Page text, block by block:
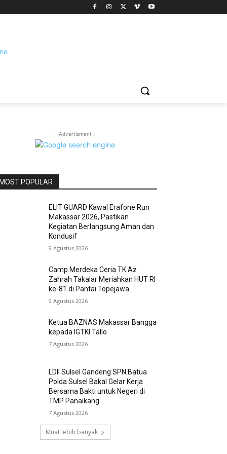
- Advertisment -
MOST POPULAR
ELIT GUARD Kawal Erafone Run
Makassar 2026, Pastikan
Kegiatan Berlangsung Aman dan
Kondusif
9 Agustus 2026
Camp Merdeka Ceria TK Az
Zahrah Takalar Meriahkan HUT RI
ke-81 di Pantai Topejawa
9 Agustus 2026
Ketua BAZNAS Makassar Bangga
kepada IGTKI Tallo
7 Agustus 2026
LDII Sulsel Gandeng SPN Batua
Polda Sulsel Bakal Gelar Kerja
Bersama Bakti untuk Negeri di
TMP Panaikang
7 Agustus 2026
Muat lebih banyak